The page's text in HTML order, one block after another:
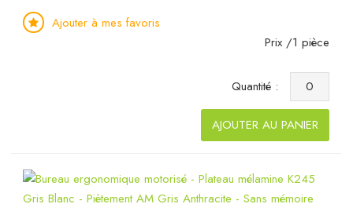
Ajouter à mes favoris
Prix /1 pièce
Quantité :
AJOUTER AU PANIER